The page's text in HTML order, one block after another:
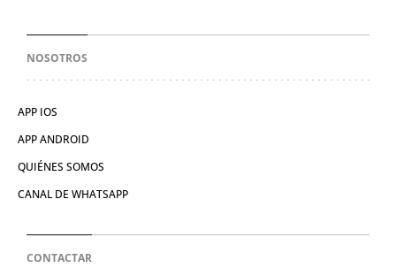
NOSOTROS
APP IOS
APP ANDROID
QUIÉNES SOMOS
CANAL DE WHATSAPP
CONTACTAR